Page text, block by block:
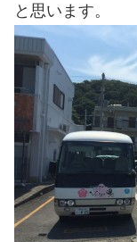
と思います。